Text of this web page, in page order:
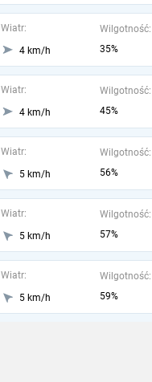
Wiatr:
4 km/h
Wilgotność:
35%
Wiatr:
4 km/h
Wilgotność:
45%
Wiatr:
5 km/h
Wilgotność:
56%
Wiatr:
5 km/h
Wilgotność:
57%
Wiatr:
5 km/h
Wilgotność:
59%